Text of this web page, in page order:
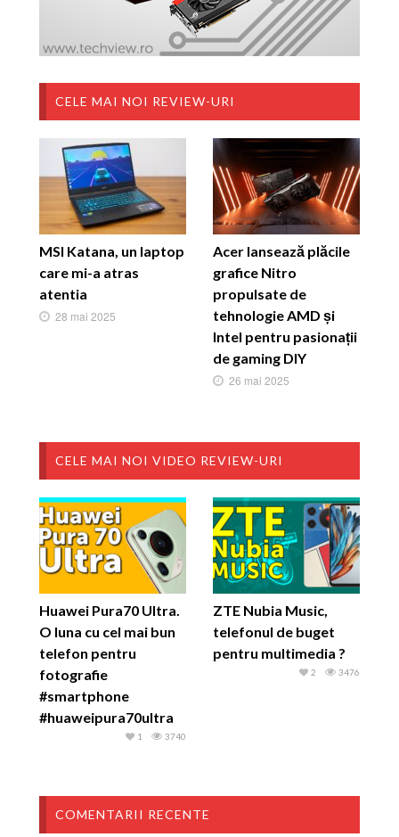
CELE MAI NOI REVIEW-URI
MSI Katana, un laptop
care mi-a atras
atentia
28 mai 2025
Acer lansează plăcile
grafice Nitro
propulsate de
tehnologie AMD și
Intel pentru pasionații
de gaming DIY
26 mai 2025
CELE MAI NOI VIDEO REVIEW-URI
Huawei Pura70 Ultra.
O luna cu cel mai bun
telefon pentru
fotografie
#smartphone
#huaweipura70ultra
3740
1
ZTE Nubia Music,
telefonul de buget
pentru multimedia ?
3476
2
COMENTARII RECENTE